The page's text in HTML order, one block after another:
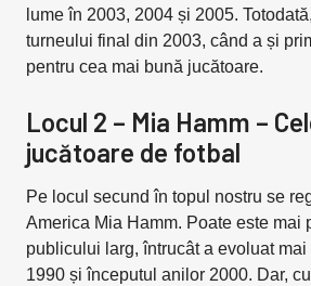
lume în 2003, 2004 și 2005.
turneului final din 2003, când a și
pentru cea mai bună jucătoare.
Locul 2 – Mia Hamm –
jucătoare de fotbal
Pe locul secund în topul nostru se
America Mia Hamm. Poate este mai
publicului larg, întrucât a evoluat
1990 și începutul anilor 2000. Dar,